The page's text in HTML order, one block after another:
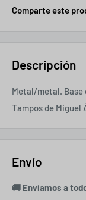
Comparte este
Descripción
Metal/metal. Base
Tampos de Miguel
Envío
🚚 Enviamos a